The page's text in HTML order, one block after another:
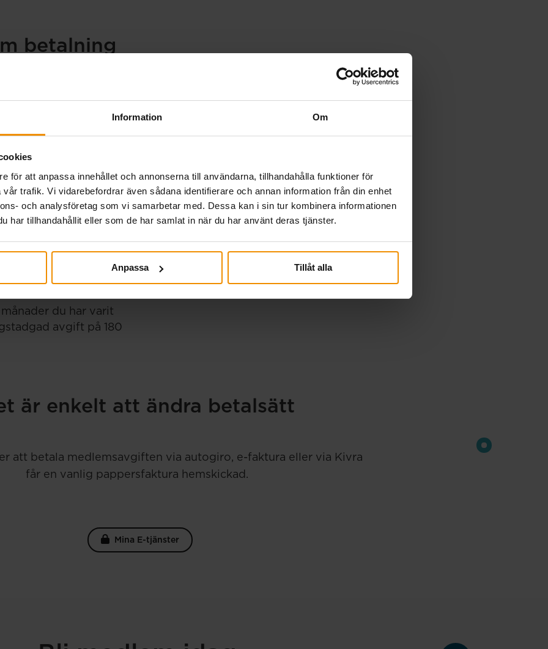
Information Om
för att anpassa innehållet och annonserna till användarna, tillhandahålla funktioner för
trafik. Vi vidarebefordrar även sådana identifierare och annan information från din enhet
och analysföretag som vi samarbetar med. Dessa kan i sin tur kombinera informationen
har tillhandahållit eller som de har samlat in när du har använt deras tjänster.
Anpassa Tillåt alla
betalning
vi ut två
på en avgift som du
Kontakta oss om
eller om avgiften
du har autogiro).
ditt
avslutas kan
arbetslös.
en skuld till oss. Du
du har varit
avgift på 180
är enkelt att ändra betalsätt
att betala medlemsavgiften via autogiro, e-faktura eller via Kivra
får en vanlig pappersfaktura hemskickad.
Mina E-tjänster